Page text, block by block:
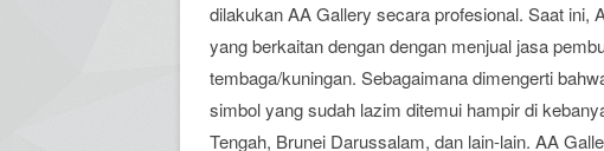
dilakukan AA Gallery secara profesional. Saat ini,
yang berkaitan dengan dengan menjual jasa
tembaga/kuningan. Sebagaimana dimengerti
simbol yang sudah lazim ditemui hampir di
Tengah, Brunei Darussalam, dan lain-lain. AA